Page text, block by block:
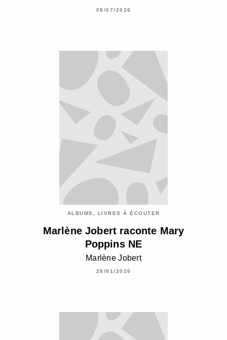
08/07/2026
ALBUMS, LIVRES À ÉCOUTER
Marlène Jobert raconte Mary
Poppins NE
Marlène Jobert
28/01/2026